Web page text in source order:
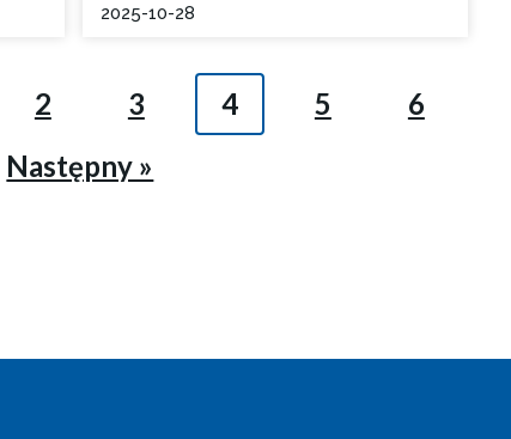
2025-10-28
2 3 4 5
6
Następny »